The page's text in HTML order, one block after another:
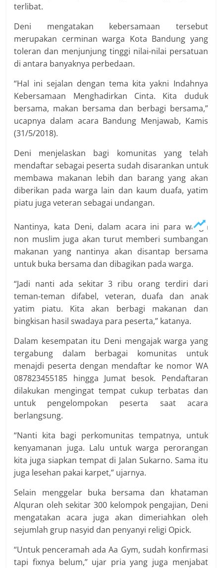
terlibat.
Deni mengatakan kebersamaan tersebut
merupakan cerminan warga Kota Bandung yang
toleran dan menjunjung tinggi nilai-nilai persatuan
di antara banyaknya perbedaan.
“Hal ini sejalan dengan tema kita yakni Indahnya
Kebersamaan Menghadirkan Cinta. Kita duduk
bersama, makan bersama dan berbagi bersama,”
ucapnya dalam acara Bandung Menjawab, Kamis
(31/5/2018).
Deni menjelaskan bagi komunitas yang telah
mendaftar sebagai peserta sudah disarankan untuk
membawa makanan lebih dan barang yang akan
diberikan pada warga lain dan kaum duafa, yatim
piatu juga veteran sebagai undangan.
Nantinya, kata Deni, dalam acara ini para warga
non muslim juga akan turut memberi sumbangan
makanan yang nantinya akan disantap bersama
untuk buka bersama dan dibagikan pada warga.
“Jadi nanti ada sekitar 3 ribu orang terdiri dari
teman-teman difabel, veteran, duafa dan anak
yatim piatu. Kita akan berbagi makanan dan
bingkisan hasil swadaya para peserta,” katanya.
Dalam kesempatan itu Deni mengajak warga yang
tergabung dalam berbagai komunitas untuk
menajdi peserta dengan mendaftar ke nomor WA
087823455185 hingga Jumat besok. Pendaftaran
dilakukan mengingat tempat cukup terbatas dan
untuk pengelompokan peserta saat acara
berlangsung.
“Nanti kita bagi perkomunitas tempatnya, untuk
kenyamanan juga. Lalu untuk warga perorangan
kita juga siapkan tempat di Jalan Sukarno. Sama itu
juga lesehan pakai karpet,” ujarnya.
Selain menggelar buka bersama dan khataman
Alquran oleh sekitar 300 kelompok pengajian, Deni
mengatakan acara juga akan dimeriahkan oleh
sejumlah grup nasyid dan penyanyi religi Opick.
“Untuk penceramah ada Aa Gym, sudah konfirmasi
tapi fixnya belum,” ujar pria yang juga menjabat